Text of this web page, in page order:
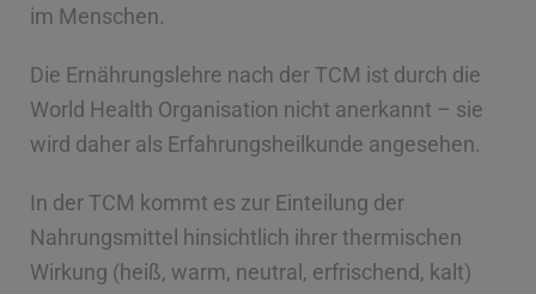
im Menschen.
Die Ernährungslehre nach der TCM ist durch die
World Health Organisation nicht anerkannt – sie
wird daher als Erfahrungsheilkunde angesehen.
In der TCM kommt es zur Einteilung der
Nahrungsmittel hinsichtlich ihrer thermischen
Wirkung (heiß, warm, neutral, erfrischend, kalt)